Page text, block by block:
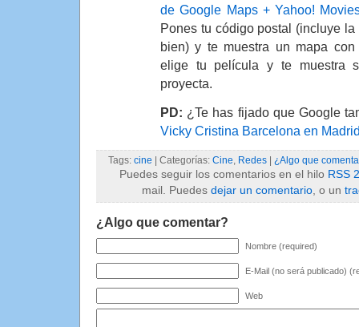
de Google Maps + Yahoo!
Pones tu código postal (incluye
bien) y te muestra un mapa
elige tu película y te muestra
proyecta.
PD: ¿Te has fijado que Google
Vicky Cristina Barcelona en
Tags: cine | Categorías: Cine, Redes ¿Algo que
Puedes seguir los comentarios en el hilo RSS
mail. Puedes dejar un comentario, o un
¿Algo que comentar?
Nombre (required)
E-Mail (no será publicado)
Web